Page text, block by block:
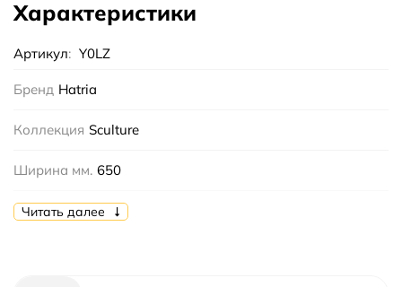
Характеристики
Артикул: Y0LZ
Бренд Hatria
Коллекция Sculture
Ширина мм. 650
Высота мм. 200
Читать далее